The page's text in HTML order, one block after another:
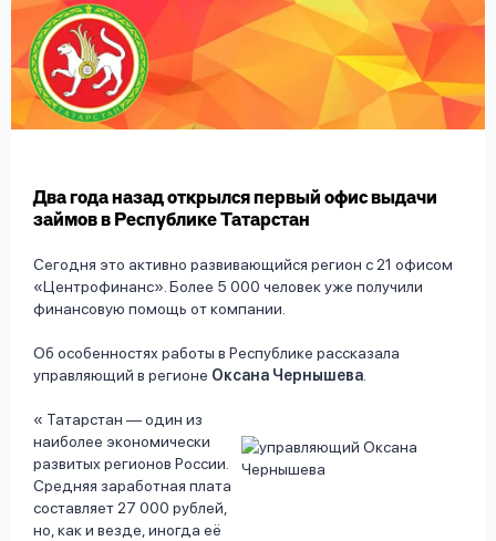
Два года назад открылся первый офис выдачи
займов в Республике Татарстан
Сегодня это активно развивающийся регион с 21 офисом
«Центрофинанс». Более 5 000 человек уже получили
финансовую помощь от компании.
Об особенностях работы в Республике рассказала
управляющий в регионе Оксана Чернышева.
Татарстан — один из
наиболее экономически
развитых регионов России.
Средняя заработная плата
составляет 27 000 рублей,
но, как и везде, иногда её
Оформить заявку
Войти под другим номером
Задать
вопрос
Ответы
на
вопросы
согласие
на
обработку
личных
данных